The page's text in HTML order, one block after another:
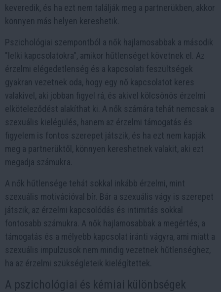
keveredik, és ha ezt nem találják meg a partnerükben, akkor
könnyen más helyen kereshetik.
Pszichológiai szempontból a nők hajlamosabbak a második
"lelki kapcsolatokra", amikor hűtlenséget követnek el. Az
érzelmi elégedetlenség és a kapcsolati feszültségek
gyakran vezetnek oda, hogy egy nő kapcsolatot keres
valakivel, aki jobban figyel rá, és akivel kölcsönös érzelmi
elköteleződést alakíthat ki. A nők számára tehát nemcsak a
szexuális kielégülés, hanem az érzelmi támogatás és
figyelem is fontos szerepet játszik, és ha ezt nem kapják
meg a partnerüktől, könnyen kereshetnek valakit, aki ezt
megadja számukra.
A nők hűtlensége tehát sokkal inkább érzelmi, mint
szexuális motivációval bír. Bár a szexuális vágy is szerepet
játszik, az érzelmi kapcsolódás és intimitás sokkal
fontosabb számukra. A nők hajlamosabbak a megértés, a
támogatás és a mélyebb kapcsolat iránti vágyra, ami miatt a
szexuális impulzusok nem mindig vezetnek hűtlenséghez,
ha az érzelmi szükségleteik kielégítettek.
A pszichológiai és kémiai különbségek